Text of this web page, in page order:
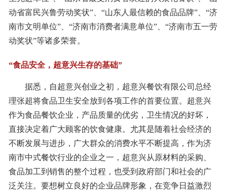
动省富民兴鲁劳动奖状”、“山东人最信赖的食品品牌”、“济
南市文明单位”、“济南市消费者满意单位”、“济南市五一劳
动奖状”等诸多荣誉。
“食品安全，超意兴生存的基础”
据悉，自超意兴创业之初，超意兴餐饮有限公司总经
理张超将食品卫生安全放到各项工作的首要位置。超意兴
作为食品餐饮企业，产品质量的优劣，卫生情况的好坏，
直接决定着广大顾客的饮食健康。尤其是随着社会经济的
不断发展与进步，广大群众的消费水平不断提高，作为济
南市中式餐饮行业的企业之一，超意兴从原材料的采购、
食品加工到销售的整个过程，也受到政府部门和社会的广
泛关注。要想树立良好的企业品牌形象，在竞争日益激烈